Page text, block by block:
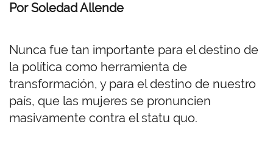
Por Soledad Allende
Nunca fue tan importante para el destino de
la política como herramienta de
transformación, y para el destino de nuestro
país, que las mujeres se pronuncien
masivamente contra el statu quo.